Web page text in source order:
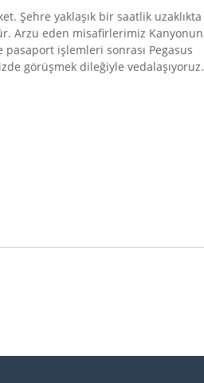
Şehre yaklaşık bir saatlik uzaklıkta
Arzu eden misafirlerimiz Kanyonun
işlemleri sonrası Pegasus
görüşmek dileğiyle vedalaşıyoruz.